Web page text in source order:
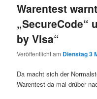
Warentest
„SecureCode“
by Visa“
Veröffentlicht am Dienstag 3
Da macht sich der
Warentest da mal drüber